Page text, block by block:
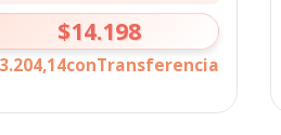
$14.198
conTransferencia